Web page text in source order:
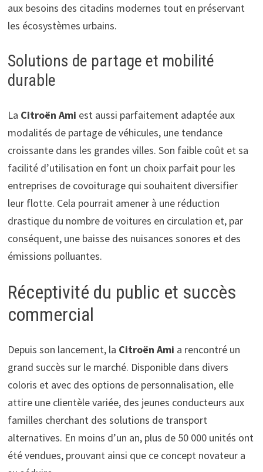
aux besoins des citadins modernes tout en préservant
les écosystèmes urbains.
Solutions de partage et mobilité
durable
La Citroën Ami est aussi parfaitement adaptée aux
modalités de partage de véhicules, une tendance
croissante dans les grandes villes. Son faible coût et sa
facilité d’utilisation en font un choix parfait pour les
entreprises de covoiturage qui souhaitent diversifier
leur flotte. Cela pourrait amener à une réduction
drastique du nombre de voitures en circulation et, par
conséquent, une baisse des nuisances sonores et des
émissions polluantes.
Réceptivité du public et succès
commercial
Depuis son lancement, la Citroën Ami a rencontré un
grand succès sur le marché. Disponible dans divers
coloris et avec des options de personnalisation, elle
attire une clientèle variée, des jeunes conducteurs aux
familles cherchant des solutions de transport
alternatives. En moins d’un an, plus de 50 000 unités ont
été vendues, prouvant ainsi que ce concept novateur a